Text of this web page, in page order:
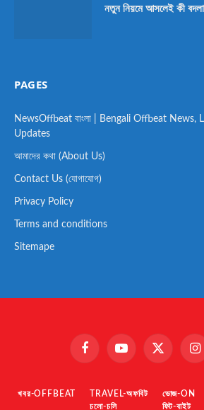
নতুন নিয়মে আসলেই কী
PAGES
NewsOffbeat বাংলা | Bengali Offbeat News,
Updates
আমাদের কথা (About Us)
Contact Us (যোগাযোগ)
Privacy Policy
Terms and conditions
Sitemape
FacebookYouTube X
খবর-OFFBEAT
TRAVEL-অফবিট
চলো-চলি
ভোজ-ON
ফিট-বাইট